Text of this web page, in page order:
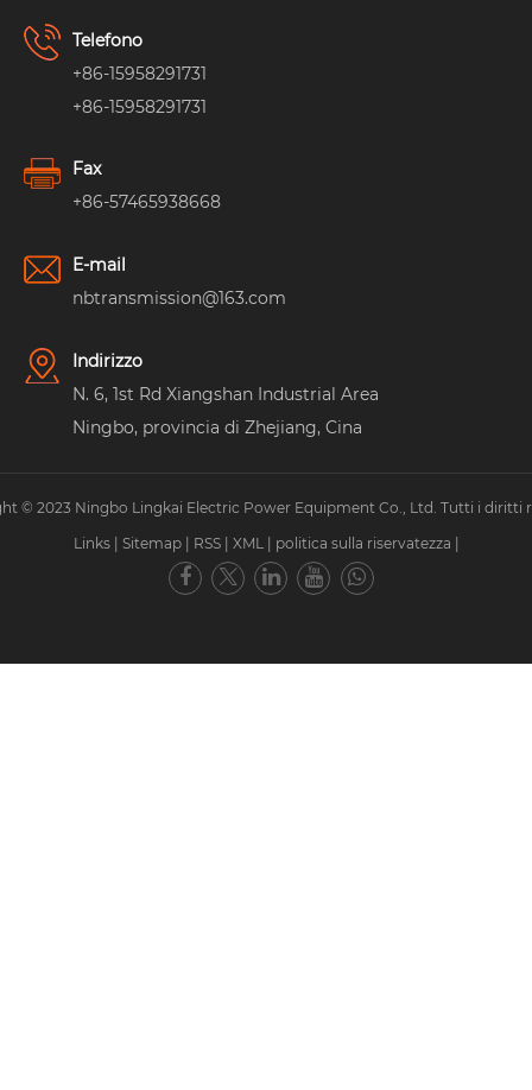
Telefono
+86-15958291731
+86-15958291731
Fax
+86-57465938668
E-mail
nbtransmission@163.com
Indirizzo
N. 6, 1st Rd Xiangshan Industrial Area
Ningbo, provincia di Zhejiang, Cina
© 2023 Ningbo Lingkai Electric Power Equipment Co., Ltd. Tutti i diritti
Links
Sitemap RSS XML politica sulla riservatezza